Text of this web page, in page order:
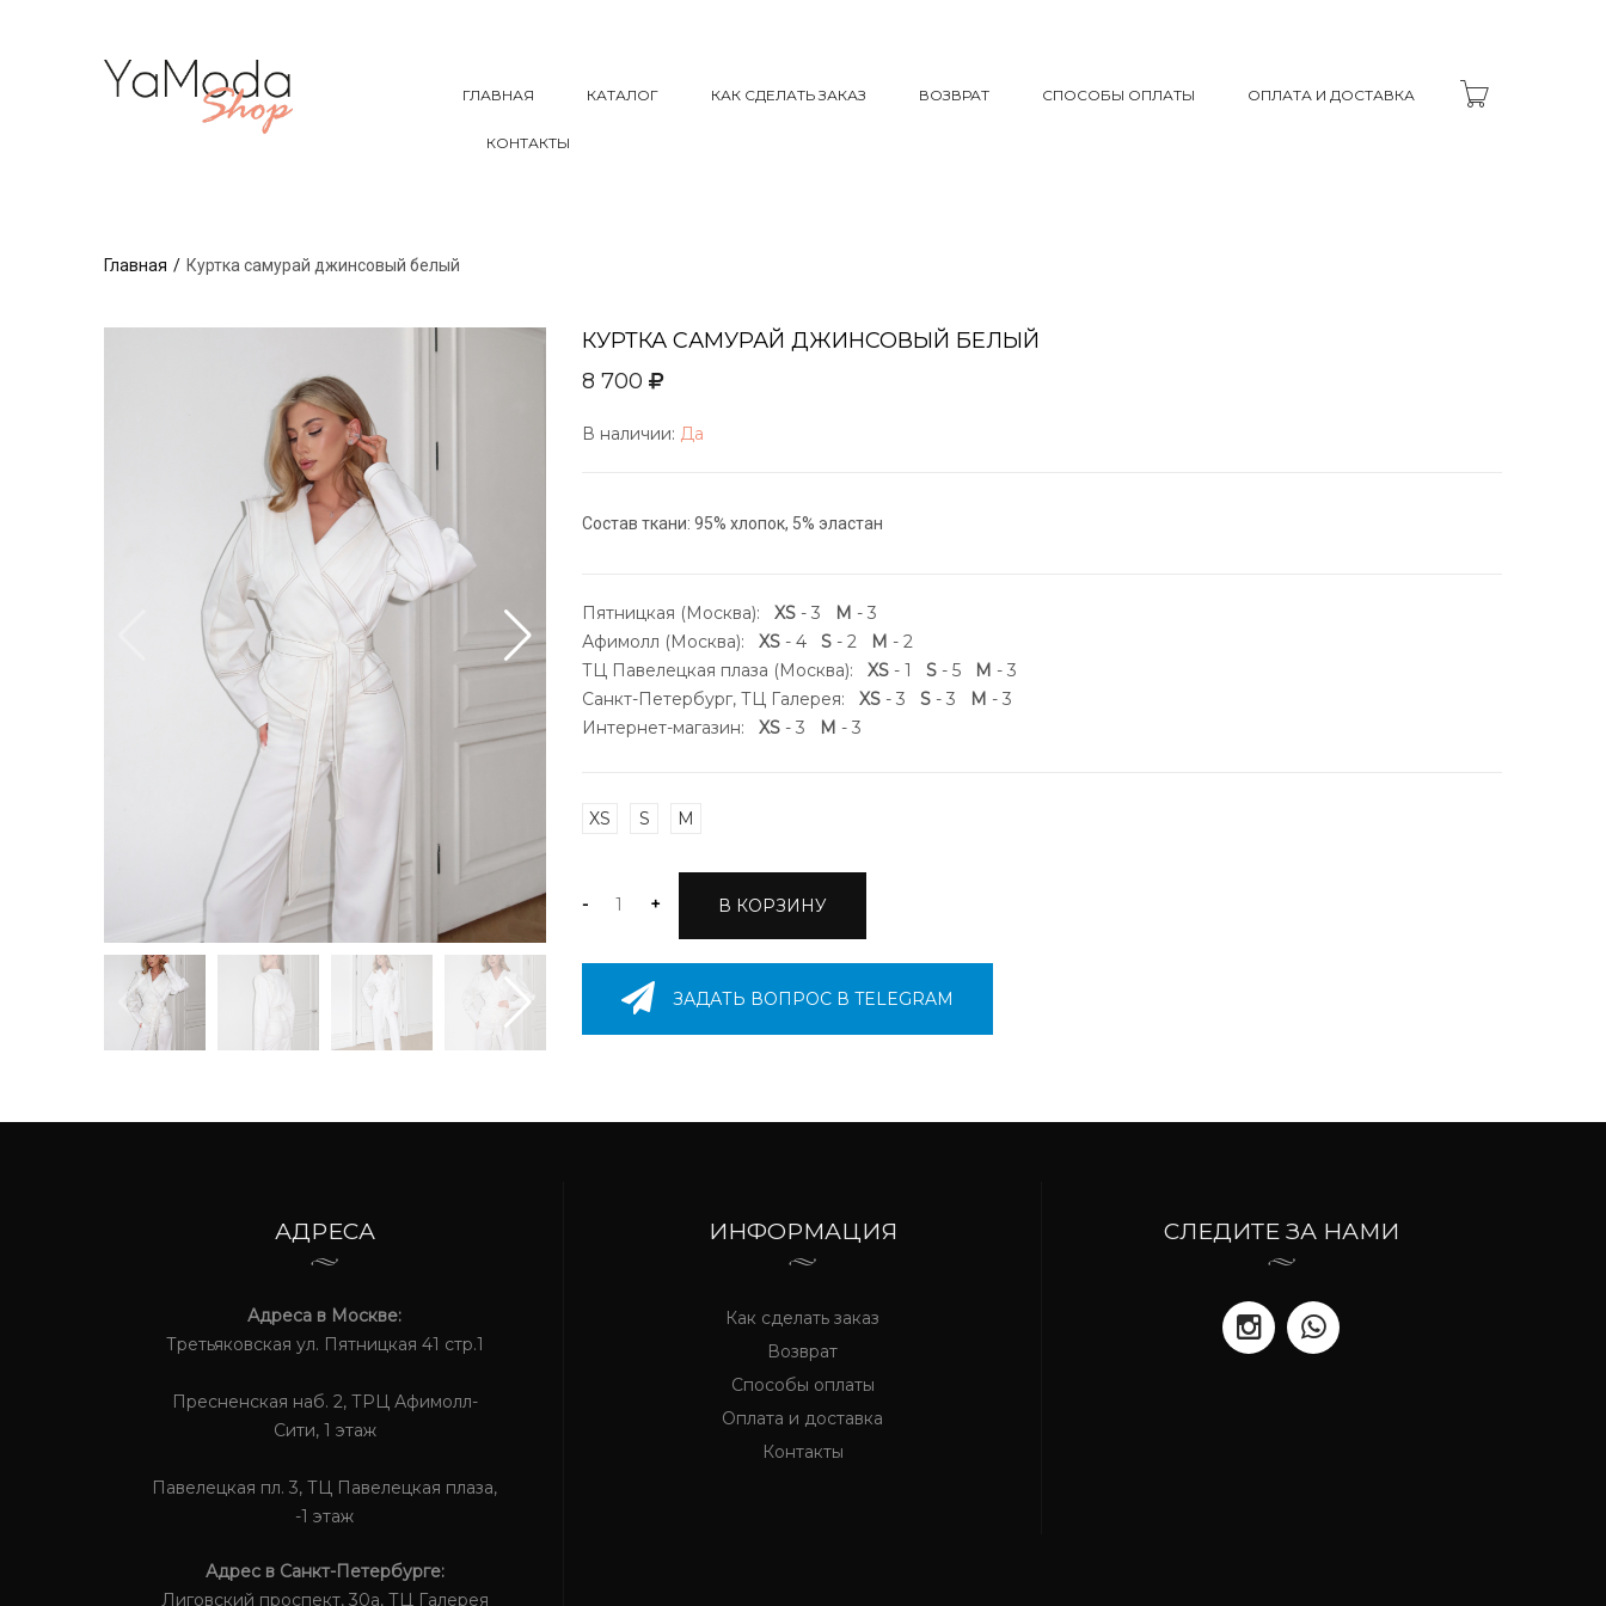
ГЛАВНАЯ КАТАЛОГ КАК СДЕЛАТЬ ЗАКАЗ ВОЗВРАТ СПОСОБЫ ОПЛАТЫ ОПЛАТА И ДОСТАВКА
КОНТАКТЫ
Главная Куртка самурай джинсовый белый
КУРТКА САМУРАЙ ДЖИНСОВЫЙ БЕЛЫЙ
8 700
В наличии: Да
Состав ткани: 95% хлопок, 5% эластан
Пятницкая (Москва): XS - 3 M - 3
Афимолл (Москва): XS - 4 S - 2 M - 2
ТЦ Павелецкая плаза (Москва): XS - 1 S - 5 M - 3
Санкт-Петербург, ТЦ Галерея: XS - 3 S - 3 M - 3
Интернет-магазин: XS - 3 M - 3
XS S M
- + В КОРЗИНУ
ЗАДАТЬ ВОПРОС В TELEGRAM
АДРЕСА
Адреса в Москве:
Третьяковская ул. Пятницкая 41 стр.1
Пресненская наб. 2, ТРЦ Афимолл-
Сити, 1 этаж
Павелецкая пл. 3, ТЦ Павелецкая плаза,
-1 этаж
Адрес в Санкт-Петербурге:
Лиговский проспект, 30а, ТЦ Галерея
ИНФОРМАЦИЯ
Как сделать заказ
Возврат
Способы оплаты
Оплата и доставка
Контакты
СЛЕДИТЕ ЗА НАМИ